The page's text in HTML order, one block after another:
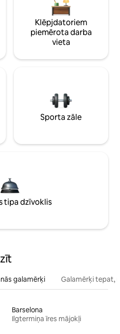
Klēpjdatoriem
piemērota darba
vieta
Sporta zāle
tipa dzīvoklis
galamērķi Galamērķi tepat,
Barselona
Ilgtermiņa īres mājokļi